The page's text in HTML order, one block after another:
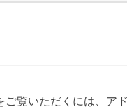
ご覧いただくには、ア